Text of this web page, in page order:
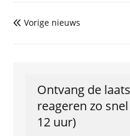
 Vorige nieuws
Ontvang de
reageren zo
12 uur)